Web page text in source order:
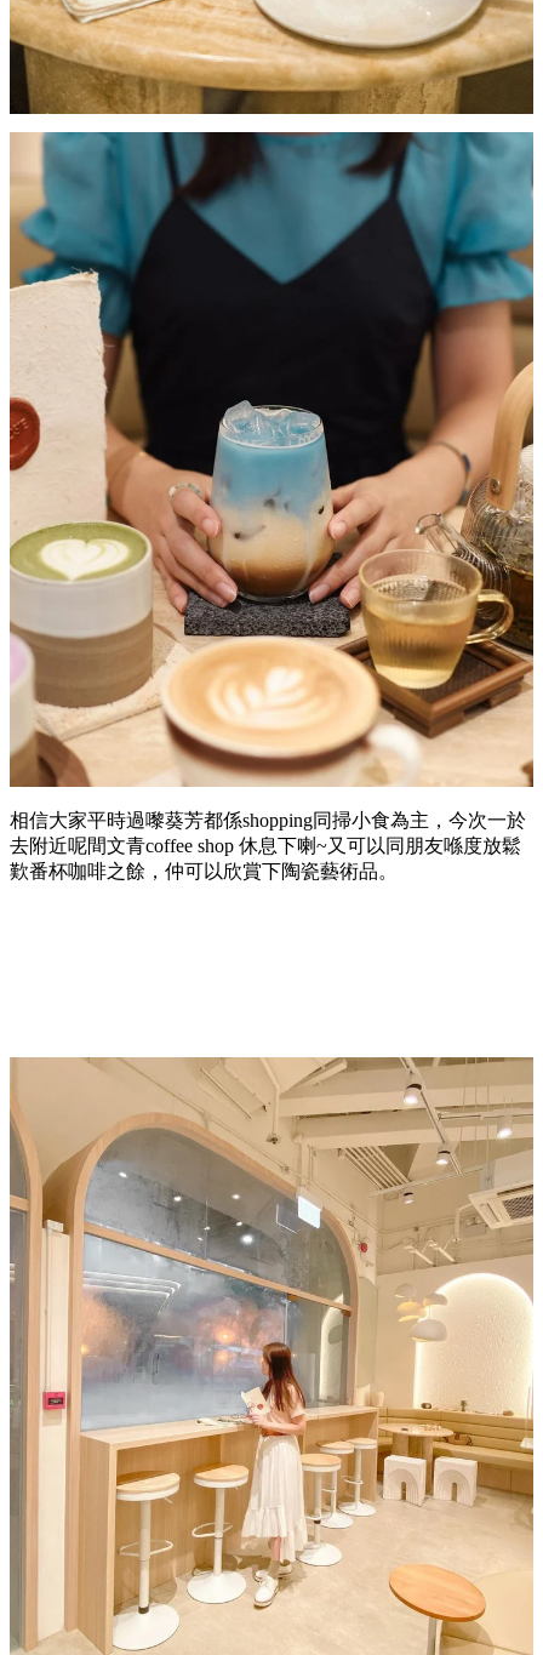
相信大家平時過嚟葵芳都係shopping同掃小食為主，今次一於
去附近呢間文青coffee shop 休息下喇~又可以同朋友喺度放鬆
歎番杯咖啡之餘，仲可以欣賞下陶瓷藝術品。